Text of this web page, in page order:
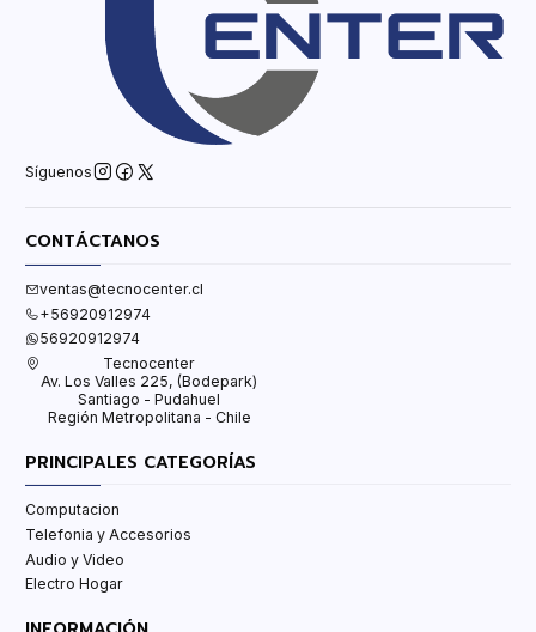
Síguenos
CONTÁCTANOS
ventas@tecnocenter.cl
+56920912974
56920912974
Tecnocenter
Av. Los Valles 225, (Bodepark)
Santiago - Pudahuel
Región Metropolitana - Chile
PRINCIPALES CATEGORÍAS
Computacion
Telefonia y Accesorios
Audio y Video
Electro Hogar